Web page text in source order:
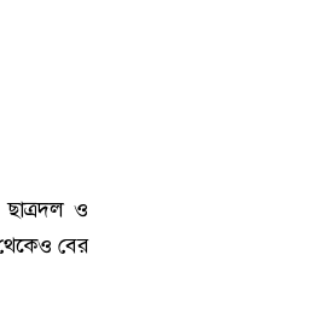
ছাত্রদল ও
বের